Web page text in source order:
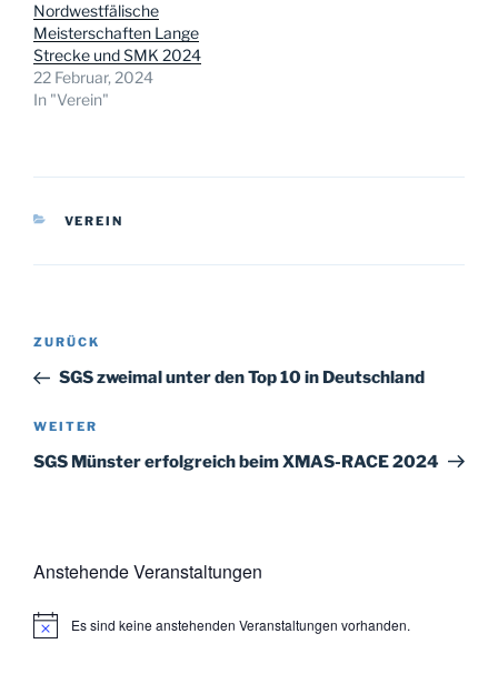
Nordwestfälische
Meisterschaften Lange
Strecke und SMK 2024
22 Februar, 2024
In "Verein"
KATEGORIEN
VEREIN
Beitragsnavigation
Vorheriger
Beitrag
ZURÜCK
SGS zweimal unter den Top 10 in Deutschland
Nächster
Beitrag
WEITER
SGS Münster erfolgreich beim XMAS-RACE 2024
Anstehende Veranstaltungen
H
Es sind keine anstehenden Veranstaltungen vorhanden.